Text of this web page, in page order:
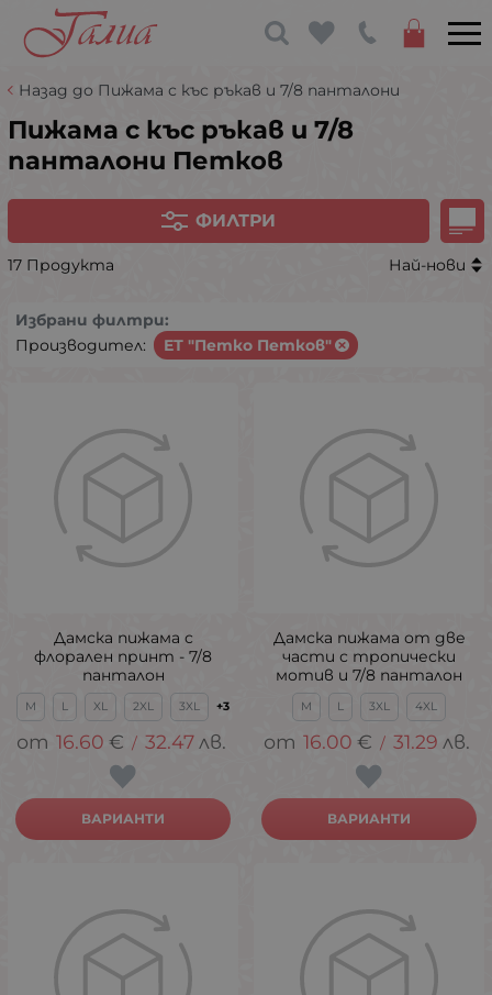
Назад до Пижама с къс ръкав и 7/8 панталони
Пижама с къс ръкав и 7/8
панталони Петков
ФИЛТРИ
17 Продукта Най-нови
Избрани филтри:
Производител:
ЕТ "Петко Петков"
Дамска пижама с
флорален принт - 7/8
панталон
M L XL 2XL 3XL +3
16.60 € / 32.47 лв.
ВАРИАНТИ
Дамска пижама от две
части с тропически
мотив и 7/8 панталон
M L 3XL 4XL
16.00 € / 31.29 лв.
ВАРИАНТИ